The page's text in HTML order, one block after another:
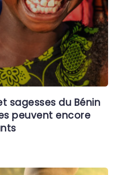
sagesses du Bénin
peuvent encore